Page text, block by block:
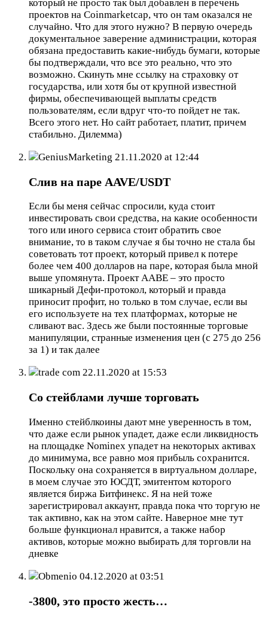
который не просто так был добавлен в перечень
проектов на Coinmarketcap, что он там оказался не
случайно. Что для этого нужно? В первую очередь
документальное заверение администрации, которая
обязана предоставить какие-нибудь бумаги, которые
бы подтверждали, что все это реально, что это
возможно. Скинуть мне ссылку на страховку от
государства, или хотя бы от крупной известной
фирмы, обеспечивающей выплаты средств
пользователям, если вдруг что-то пойдет не так.
Всего этого нет. Но сайт работает, платит, причем
стабильно. Дилемма)
GeniusMarketing 21.11.2020 at 12:44
Слив на паре AAVE/USDT
Если бы меня сейчас спросили, куда стоит
инвестировать свои средства, на какие особенности
того или иного сервиса стоит обратить свое
внимание, то в таком случае я бы точно не стала бы
советовать тот проект, который привел к потере
более чем 400 долларов на паре, которая была мной
выше упомянута. Проект ААВЕ – это просто
шикарный Дефи-протокол, который и правда
приносит профит, но только в том случае, если вы
его используете на тех платформах, которые не
сливают вас. Здесь же были постоянные торговые
манипуляции, странные изменения цен (с 275 до 256
за 1) и так далее
trade com 22.11.2020 at 15:53
Со стейблами лучше торговать
Именно стейблкоины дают мне уверенность в том,
что даже если рынок упадет, даже если ликвидность
на площадке Nominex упадет на некоторых активах
до минимума, все равно моя прибыль сохранится.
Поскольку она сохраняется в виртуальном долларе,
в моем случае это ЮСДТ, эмитентом которого
является биржа Битфинекс. Я на ней тоже
зарегистрировал аккаунт, правда пока что торгую не
так активно, как на этом сайте. Наверное мне тут
больше функционал нравится, а также набор
активов, которые можно выбирать для торговли на
дневке
Obmenio 04.12.2020 at 03:51
-3800, это просто жесть…